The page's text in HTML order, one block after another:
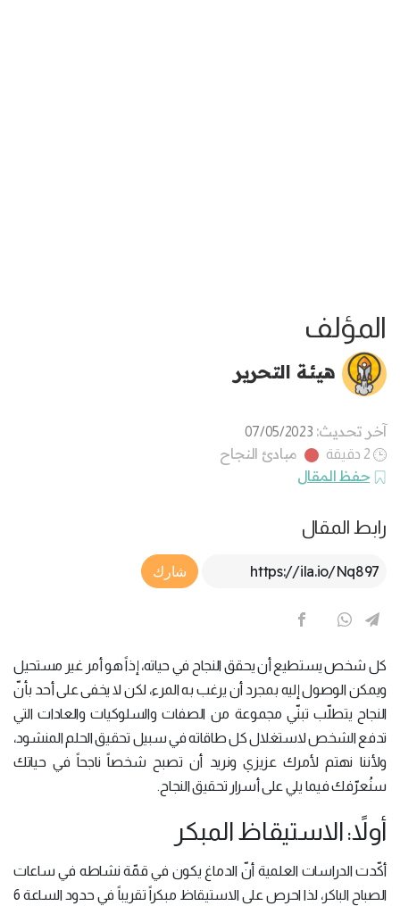
المؤلف
هيئة التحرير
آخر تحديث: 07/05/2023
2 دقيقة
مبادئ النجاح
حفظ المقال
رابط المقال
Article Link
شارك
كل شخص يستطيع أن يحقق النجاح في حياته، إذاً هو أمر غير مستحيل
ويمكن الوصول إليه بمجرد أن يرغب به المرء، لكن لا يخفى على أحد بأنّ
النجاح يتطلّب تبنّي مجموعة من الصفات والسلوكيات والعادات التي
تدفع الشخص لاستغلال كل طاقاته في سبيل تحقيق الحلم المنشود،
ولأننا نهتم لأمرك عزيزي ونريد أن تصبح شخصاً ناجحاً في حياتك
سنُعرّفك فيما يلي على أسرار تحقيق النجاح.
أولاً: الاستيقاظ المبكر
أكّدت الدراسات العلمية أنّ الدماغ يكون في قمّة نشاطه في ساعات
الصباح الباكر، لذا احرص على الاستيقاظ مبكراً تقريباً في حدود الساعة 6